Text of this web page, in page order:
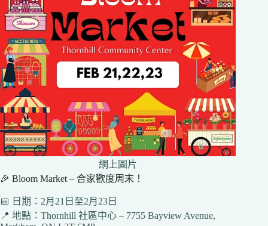
網上圖片
🎉 Bloom Market – 合家歡度周末！
📅 日期：2月21日至2月23日
📍 地點：Thornhill 社區中心 – 7755 Bayview Avenue,